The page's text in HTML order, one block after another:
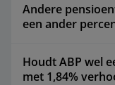
Andere
een ander
Houdt ABP wel
met 1,84%